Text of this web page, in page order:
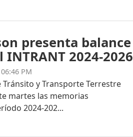
presenta balance
2024-2026
PM
y Transporte Terrestre
martes las memorias
2024-202...